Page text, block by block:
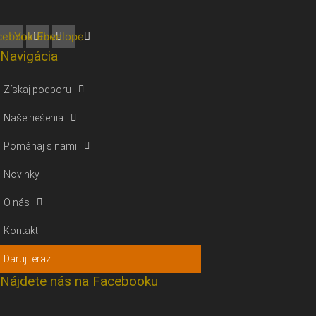
YoutubeEnvelope
Navigácia
Získaj podporu
Naše riešenia
Pomáhaj s nami
Novinky
O nás
Kontakt
Daruj teraz
Nájdete nás na Facebooku